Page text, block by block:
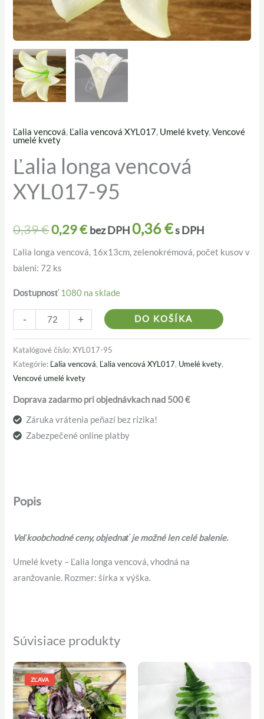
Ľalia vencová, Ľalia vencová XYL017, Umelé kvety,Vencové
umelé kvety
Ľalia longa vencová
XYL017-95
0,39€
Pôvodná
cena
bola:
0,29€
Aktuálna
cena
je:
bez DPH0,36€s DPH
Ľalia longa vencová, 16x13cm, zelenokrémová, počet kusov v
balení: 72 ks
Dostupnosť 1080 na sklade
-
množstvo
longa
vencová
XYL017-
+ DO KOŠÍKA
Katalógové číslo:XYL017-95
Kategórie: Ľalia vencová, Ľalia vencová XYL017, Umelé kvety,
Vencové umelé kvety
Doprava zadarmo pri objednávkach nad 500 €
Záruka vrátenia peňazí bez rizika!
Zabezpečené online platby
Popis
Veľkoobchodné ceny, objednať je možné len celé balenie.
Umelé kvety – Ľalia longa vencová, vhodná na
aranžovanie. Rozmer: šírka x výška.
Súvisiace produkty
ZĽAVA
Pôvodná
cena
bola:
5,60 €.
Aktuálna
cena
je:
4,90 €.